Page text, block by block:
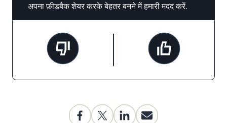
अपना फ़ीडबैक शेयर करके बेहतर बनने में हमारी मदद करें.